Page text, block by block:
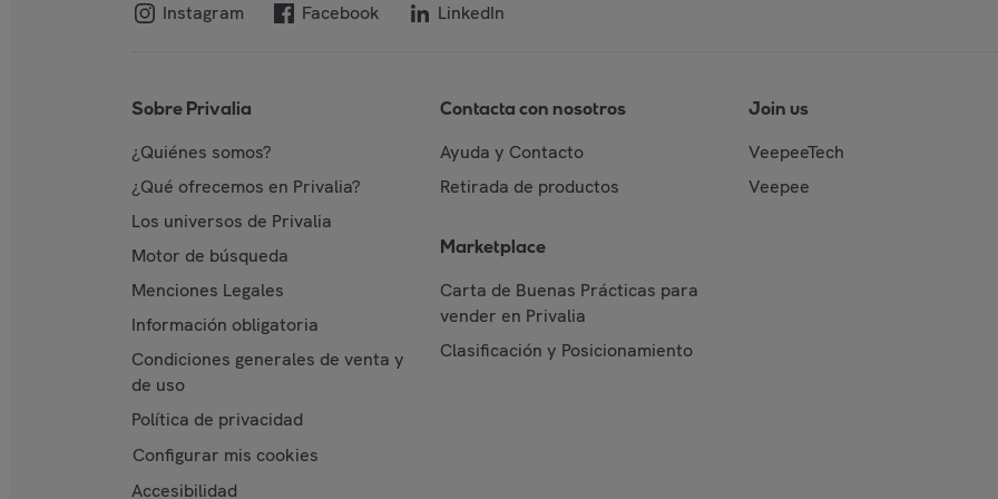
Instagram Facebook LinkedIn
Sobre Privalia
¿Quiénes somos?
¿Qué ofrecemos en Privalia?
Los universos de Privalia
Motor de búsqueda
Menciones Legales
Información obligatoria
Condiciones generales de venta y
de uso
Política de privacidad
Configurar mis cookies
Accesibilidad
Contacta con nosotros
Ayuda y Contacto
Retirada de productos
Marketplace
Carta de Buenas Prácticas para
vender en Privalia
Clasificación y Posicionamiento
Join us
VeepeeTech
Veepee